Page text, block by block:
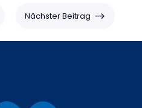
Nächster Beitrag $